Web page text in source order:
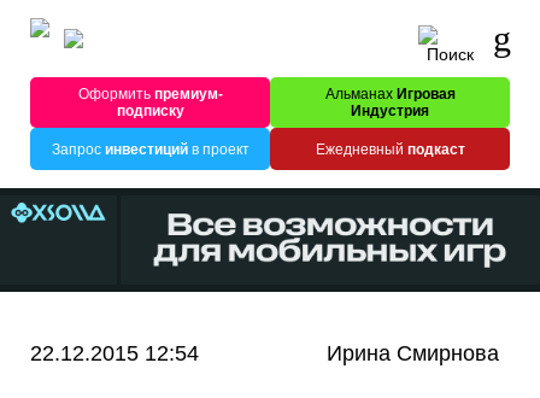
Оформитьпремиум-
подписку
Альманах Игровая
Индустрия
Запрос инвестицийв проект Ежедневный подкаст
22.12.2015 12:54 Ирина Смирнова